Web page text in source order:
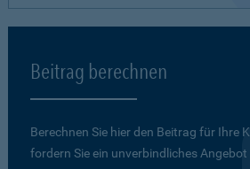
Beitrag berechnen
Berechnen Sie hier den Beitrag für Ihre
fordern Sie ein unverbindliches Angebot